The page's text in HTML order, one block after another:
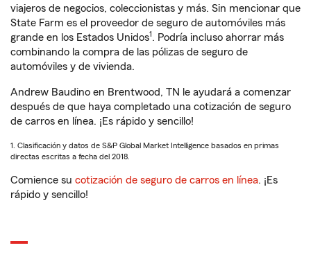
viajeros de negocios, coleccionistas y más. Sin mencionar que
State Farm es el proveedor de seguro de automóviles más
grande en los Estados Unidos1. Podría incluso ahorrar más
combinando la compra de las pólizas de seguro de
automóviles y de vivienda.
Andrew Baudino en Brentwood, TN le ayudará a comenzar
después de que haya completado una cotización de seguro
de carros en línea. ¡Es rápido y sencillo!
1. Clasificación y datos de S&P Global Market Intelligence basados en primas
directas escritas a fecha del 2018.
Comience su cotización de seguro de carros en línea. ¡Es
rápido y sencillo!